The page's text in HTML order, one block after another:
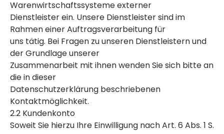
Warenwirtschaftssysteme externer
Dienstleister ein. Unsere Dienstleister sind im
Rahmen einer Auftragsverarbeitung für
uns tätig. Bei Fragen zu unseren Dienstleistern und
der Grundlage unserer
Zusammenarbeit mit ihnen wenden Sie sich bitte an
die in dieser
Datenschutzerklärung beschriebenen
Kontaktmöglichkeit.
2.2 Kundenkonto
Soweit Sie hierzu Ihre Einwilligung nach Art. 6 Abs. 1 S.